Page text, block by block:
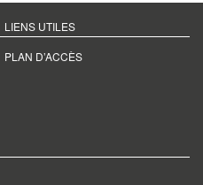
LIENS UTILES
PLAN D’ACCÈS